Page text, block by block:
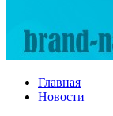
Главная
Новости